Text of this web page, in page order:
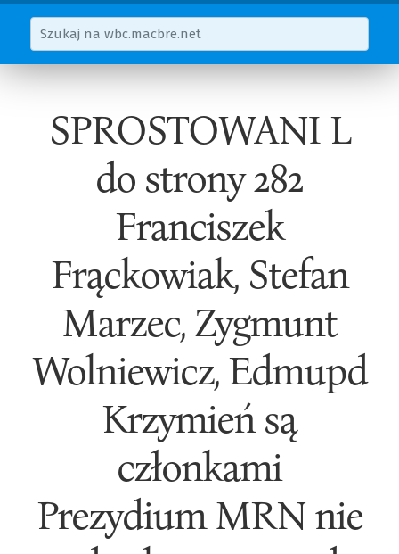
SPROSTOWANI L
do strony 282
Franciszek
Frąckowiak, Stefan
Marzec, Zygmunt
Wolniewicz, Edmupd
Krzymień są
członkami
Prezydium MRN nie